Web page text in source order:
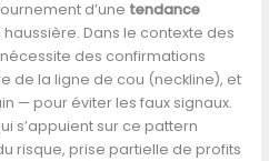
d’une tendance
Dans le contexte des
des confirmations
de la ligne de cou (neckline), et
— pour éviter les faux signaux.
s’appuient sur ce pattern
risque, prise partielle de profits